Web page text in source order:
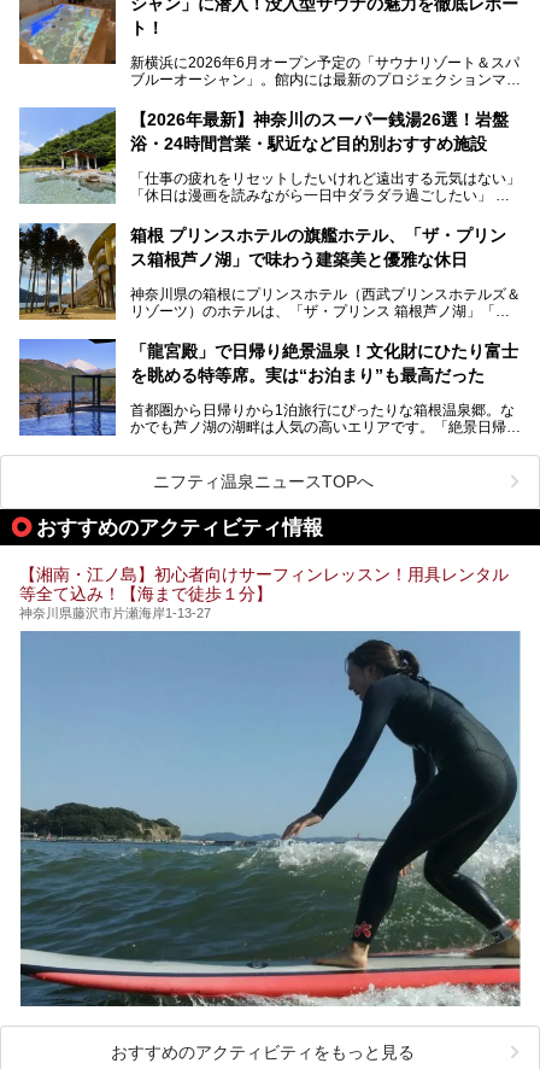
常の疲れをリセットしたい人、ライブやスポーツ観戦遠征組
は必見です。
ト！
新横浜に2026年6月オープン予定の「サウナリゾート＆スパ
ブルーオーシャン」。館内には最新のプロジェクションマッ
的な“没入感（イマーシブ）”を体験できます。
今回は、そんな大注目の施設に一足先にお邪魔し、その全貌
を見学させていただきました！
サウナ室の中に咲き誇る桜、魚たちが泳ぐ水風呂、そしてバ
リのビーチを思わせる休憩スペース…。驚きの連続だった館
内の様子をレポートします！
【2026年最新】神奈川のスーパー銭湯26選！岩盤
浴・24時間営業・駅近など目的別おすすめ施設
「仕事の疲れをリセットしたいけれど遠出する元気はない」
「休日は漫画を読みながら一日中ダラダラ過ごしたい」
たい」
そんな「癒やされたい」という願いを叶えてくれるのが、神
神奈川県には、サウナや岩盤浴、一日中遊べるエンタメ施設
など、“非日常”を味わえるスーパー銭湯が数多く揃っていま
う」という人も多いはず。
そこで今回は、神奈川県内の人気施設26選を「安さ」「岩
業」「駅近」など、目的別に厳選して紹介します。
今の気分にぴったりの施設を見つけて、最高のリフレッシュ
箱根 プリンスホテルの旗艦ホテル、「ザ・プリン
ス箱根芦ノ湖」で味わう建築美と優雅な休日
神奈川県の箱根にプリンスホテル（西武プリンスホテルズ＆
リゾーツ）のホテルは、「ザ・プリンス 箱根芦ノ湖」「芦
「箱根仙石原プリンスホテル」と4軒あり、今回ご紹介する
「ザ・プリンス 箱根芦ノ湖」は、その中でもフラッグシッ
プ（旗艦）に位置づけられる特別なホテルです。
昭和の日本を代表する建築家の一人、村野藤吾が芦ノ湖の畔
に建てた桃源郷のようなホテルがここ。自家源泉の温泉や、
提供元：株式会社西武・プリンスホテルズワールドワイド
【PR】
この記事はザ・プリンス 箱根芦ノ湖のPR記事です。
「龍宮殿」で日帰り絶景温泉！文化財にひたり富士
を眺める特等席。実は“お泊まり”も最高だった
首都圏から日帰りから1泊旅行にぴったりな箱根温泉郷。な
かでも芦ノ湖の湖畔は人気の高いエリアです。「絶景日帰り
が楽しめるまさに眺望自慢の日帰り温泉。
そしてここは全24室の「箱根 芦ノ湖畔蛸川温泉 龍宮殿」と
して宿泊もできます。宿泊者は「龍宮殿本館」の営業時間に
加えて、朝6時からの宿泊者専用時間帯にも「龍宮殿本館」
のお風呂が利用できます。
今回は日帰り温泉としての「絶景日帰り温泉 龍宮殿本館
（以下、龍宮殿本館）」と、旅館としての「箱根 芦ノ湖畔
蛸川温泉 龍宮殿（以下、龍宮殿）」の両方の魅力をたっぷ
りお伝えします！
ここは箱根神社、九頭龍神社、白龍神社、箱根元宮と箱根の
4つの神社に囲まれたパワースポットです。
提供元：株式会社西武・プリンスホテルズワールドワイド
この記事は箱根 芦ノ湖畔蛸川温泉 龍宮殿のPR記事です。
ニフティ温泉ニュースTOPへ
おすすめのアクティビティ情報
【湘南・江ノ島】初心者向けサーフィンレッスン！用具レンタル
等全て込み！【海まで徒歩１分】
神奈川県藤沢市片瀬海岸1-13-27
おすすめのアクティビティをもっと見る